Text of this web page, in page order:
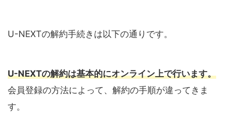
U-NEXTの解約手続きは以下の通りです。
U-NEXTの解約は基本的にオンライン上で行います。
会員登録の方法によって、解約の手順が違ってきま
す。